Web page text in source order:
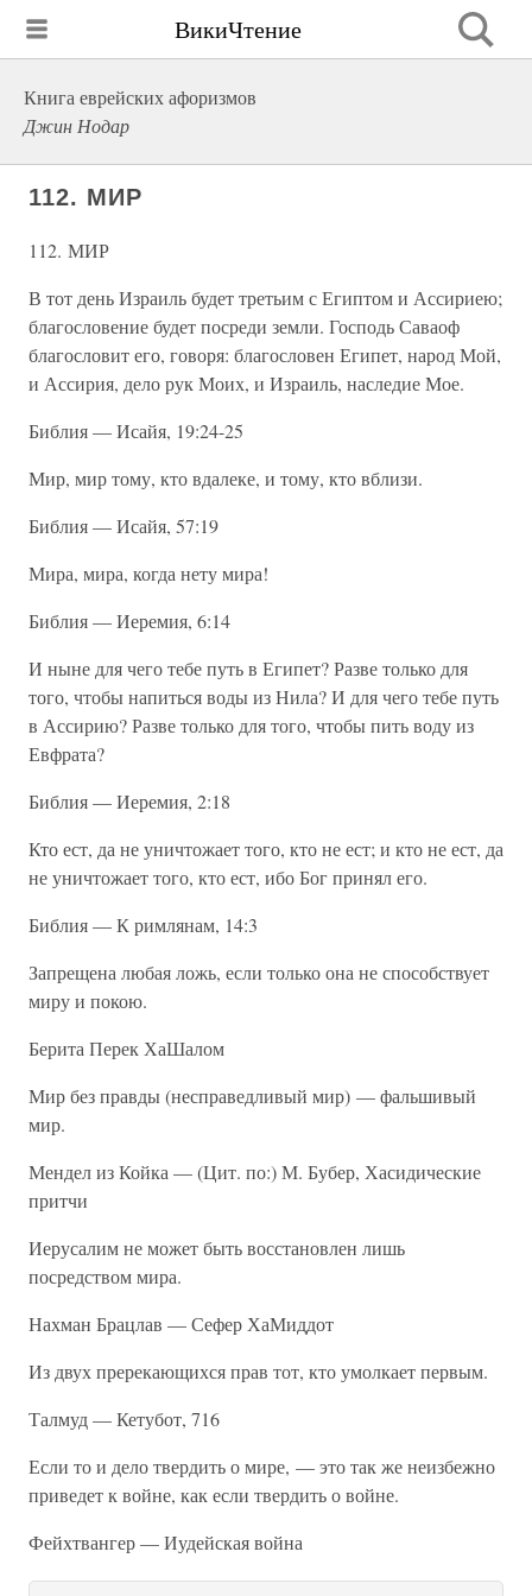
ВикиЧтение
Книга еврейских афоризмов
Джин Нодар
112. МИР
112. МИР
В тот день Израиль будет третьим с Египтом и Ассириею;
благословение будет посреди земли. Господь Саваоф
благословит его, говоря: благословен Египет, народ Мой,
и Ассирия, дело рук Моих, и Израиль, наследие Мое.
Библия — Исайя, 19:24-25
Мир, мир тому, кто вдалеке, и тому, кто вблизи.
Библия — Исайя, 57:19
Мира, мира, когда нету мира!
Библия — Иеремия, 6:14
И ныне для чего тебе путь в Египет? Разве только для
того, чтобы напиться воды из Нила? И для чего тебе путь
в Ассирию? Разве только для того, чтобы пить воду из
Евфрата?
Библия — Иеремия, 2:18
Кто ест, да не уничтожает того, кто не ест; и кто не ест, да
не уничтожает того, кто ест, ибо Бог принял его.
Библия — К римлянам, 14:3
Запрещена любая ложь, если только она не способствует
миру и покою.
Берита Перек ХаШалом
Мир без правды (несправедливый мир) — фальшивый
мир.
Мендел из Койка — (Цит. по:) М. Бубер, Хасидические
притчи
Иерусалим не может быть восстановлен лишь
посредством мира.
Нахман Брацлав — Сефер ХаМиддот
Из двух пререкающихся прав тот, кто умолкает первым.
Талмуд — Кетубот, 716
Если то и дело твердить о мире, — это так же неизбежно
приведет к войне, как если твердить о войне.
Фейхтвангер — Иудейская война